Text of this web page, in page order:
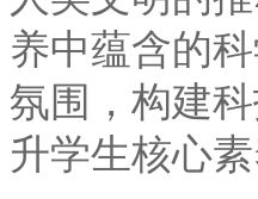
养中蕴含的
氛围，构建
升学生核心素